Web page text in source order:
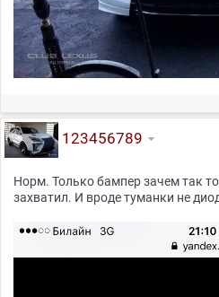
123456789
Норм. Только бампер зачем так
захватил. И вроде туманки не